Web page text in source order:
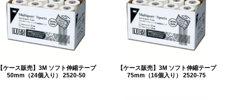
ケース販売】3M ソフト伸縮テープ
50mm（24個入り） 2520-50
【ケース販売】3M ソフト伸縮テープ
75mm（16個入り） 2520-75